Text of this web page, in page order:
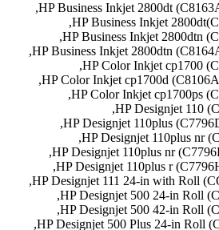
HP Business Inkjet 2800dt
HP Business Inkjet
HP Business Inkjet 2800dtn
HP Business Inkjet 2800dtn
HP Color Inkjet cp1700
HP Color Inkjet cp1700d
HP Color Inkjet cp1700ps
HP Designjet 110
HP Designjet 110plus
HP Designjet 110plus nr
HP Designjet 110plus nr
HP Designjet 110plus r
HP Designjet 111 24-in with Roll
HP Designjet 500 24-in Roll
HP Designjet 500 42-in Roll
HP Designjet 500 Plus 24-in Roll